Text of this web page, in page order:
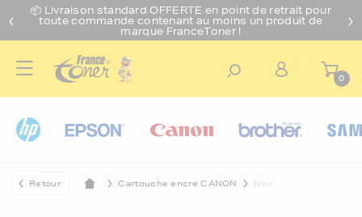
📦 Livraison standard OFFERTE en point de retrait pour
toute commande contenant au moins un produit de
marque FranceToner !
0
Retour Cartouche encre CANON Noir